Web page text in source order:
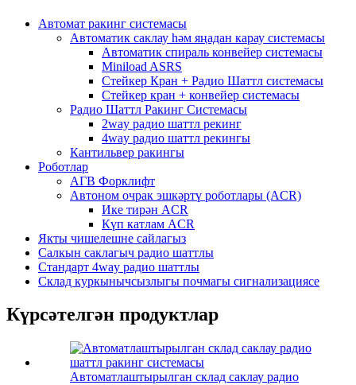
Автомат ракинг системасы
Автоматик саклау һәм яңадан карау системасы
Автоматик спираль конвейер системасы
Miniload ASRS
Стейкер Кран + Радио Шаттл системасы
Стейкер кран + конвейер системасы
Радио Шаттл Ракинг Системасы
2way радио шаттл рекинг
4way радио шаттл рекингы
Кантильвер ракингы
Роботлар
АГВ Форклифт
Автоном очрак эшкәртү роботлары (ACR)
Ике тирән ACR
Күп катлам ACR
Якты чишелешне сайлагыз
Салкын саклагыч радио шаттлы
Стандарт 4way радио шаттлы
Склад куркынычсызлыгы почмагы сигнализациясе
Күрсәтелгән продуктлар
Автоматлаштырылган склад саклау радио